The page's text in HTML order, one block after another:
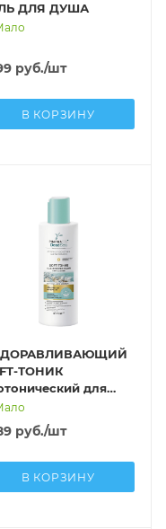
ДЛЯ ДУША
руб./шт
В КОРЗИНУ
ТОНИК
для
шеи и декольте
руб./шт
В КОРЗИНУ